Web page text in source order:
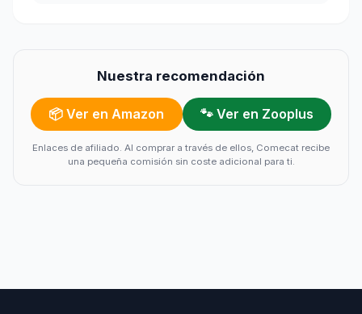
Nuestra recomendación
📦 Ver en Amazon 🐾 Ver en Zooplus
Enlaces de afiliado. Al comprar a través de ellos, Comecat recibe
una pequeña comisión sin coste adicional para ti.